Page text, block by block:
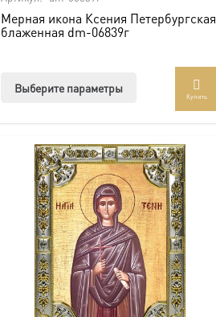
Мерная икона Ксения Петербургская
блаженная dm-06839г
Выберите параметры
вариаций.
Опции
можно
выбрать
на
странице
товара.
Купить